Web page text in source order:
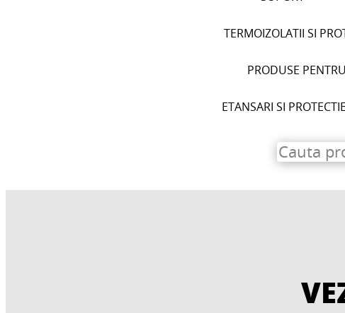
TERMOIZOLATII SI
PRODUSE
ETANSARI SI